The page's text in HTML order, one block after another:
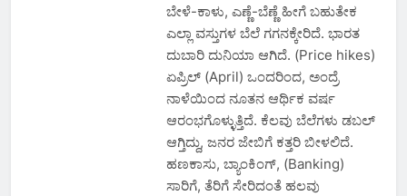
ಬೇಳೆ-ಕಾಳು, ಎಣ್ಣೆ-ಬೆಣ್ಣೆ ಹೀಗೆ ಬಹುತೇಕ
ಎಲ್ಲಾ ವಸ್ತುಗಳ ಬೆಲೆ ಗಗನಕ್ಕೇರಿದೆ. ಭಾರತ
ದುಬಾರಿ ದುನಿಯಾ ಆಗಿದೆ. (Price hikes)
ಏಪ್ರಿಲ್ (April) ಒಂದರಿಂದ, ಅಂದ್ರೆ
ನಾಳೆಯಿಂದ ನೂತನ ಆರ್ಥಿಕ ವರ್ಷ
ಆರಂಭಗೊಳ್ಳುತ್ತಿದೆ. ಕೆಲವು ಬೆಲೆಗಳು ಡಬಲ್
ಆಗ್ತಿದ್ದು, ಜನರ ಜೇಬಿಗೆ ಕತ್ತರಿ ಬೀಳಲಿದೆ.
ಹಣಕಾಸು, ಬ್ಯಾಂಕಿಂಗ್, (Banking)
ಸಾರಿಗೆ, ತೆರಿಗೆ ಸೇರಿದಂತೆ ಹಲವು